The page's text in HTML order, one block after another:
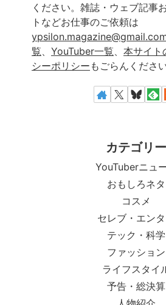
ください。雑誌・ウェブ記事
トなどお仕事のご依頼は
覧
YouTuber一覧
本サイト
シーポリシー もごらんください
カテゴリー
YouTuberニュ
おもしろネタ
コスメ
セレブ・エンタ
テック・科学
ファッション
ライフスタイ
予告・総決算